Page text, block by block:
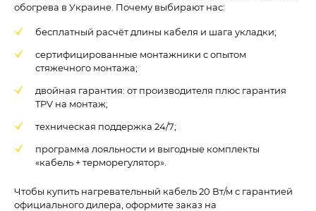
обогрева в Украине. Почему выбирают нас:
бесплатный расчёт длины кабеля и шага укладки;
сертифицированные монтажники с опытом
стяжечного монтажа;
двойная гарантия: от производителя плюс гарантия
TPV на монтаж;
техническая поддержка 24/7;
программа лояльности и выгодные комплекты
«кабель + терморегулятор».
Чтобы купить нагревательный кабель 20 Вт/м с гарантией
официального дилера, оформите заказ на